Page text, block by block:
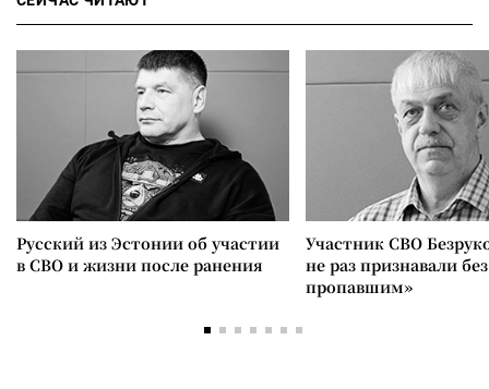
Русский из Эстонии об участии
в СВО и жизни после ранения
Участник СВО
не раз признавали
пропавшим»